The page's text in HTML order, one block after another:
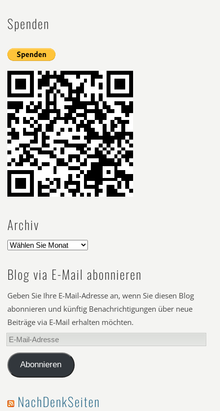
Spenden
Archiv
Blog via E-Mail abonnieren
Geben Sie Ihre E-Mail-Adresse an, wenn Sie diesen Blog
abonnieren und künftig Benachrichtigungen über neue
Beiträge via E-Mail erhalten möchten.
E-
Mail-
AdresseAbonnieren
NachDenkSeiten